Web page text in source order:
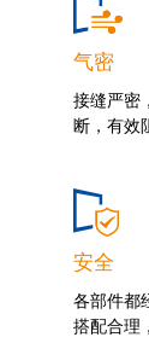
气密
接缝严密
断，有效
安全
各部件都
搭配合理